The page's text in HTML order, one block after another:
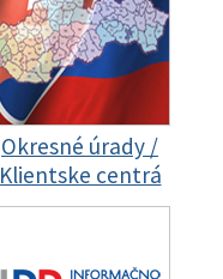
Okresné úrady /
Klientske centrá